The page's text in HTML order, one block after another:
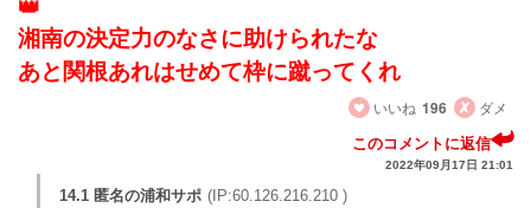
湘南の決定力のなさに助けられたな
あと関根あれはせめて枠に蹴ってくれ
いいね 196 ダメ
このコメントに返信
2022年09月17日 21:01
14.1 匿名の浦和サポ (IP:60.126.216.210 )